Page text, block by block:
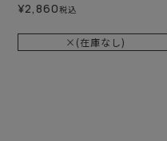
¥2,860税込
×(在庫なし)